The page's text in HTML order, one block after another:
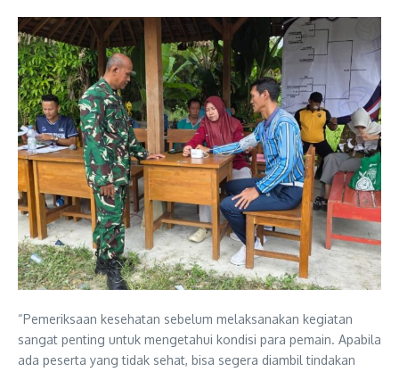
“Pemeriksaan kesehatan sebelum melaksanakan kegiatan
sangat penting untuk mengetahui kondisi para pemain. Apabila
ada peserta yang tidak sehat, bisa segera diambil tindakan